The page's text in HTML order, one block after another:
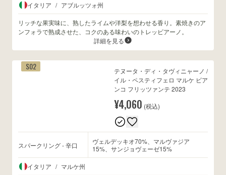
イタリア / アブルッツォ州
リッチな果実味に、熟したライムや洋梨を想わせる香り。素焼きのア
ンフォラで熟成させた、コクのある味わいのトレッビアーノ。
詳細を見る
S02
テヌータ・ディ・タヴィニャーノ /
イル・ペスティフェロ マルケ ビア
ンコ フリッツァンテ 2023
¥4,060 (税込)
スパークリング - 辛口
ヴェルデッキオ70%、マルヴァジア
15%、サンジョヴェーゼ15%
イタリア / マルケ州